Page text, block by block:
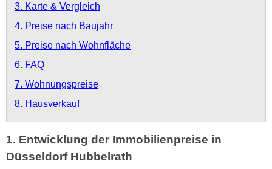
3. Karte & Vergleich
4. Preise nach Baujahr
5. Preise nach Wohnfläche
6. FAQ
7. Wohnungspreise
8. Hausverkauf
1. Entwicklung der Immobilienpreise in
Düsseldorf Hubbelrath